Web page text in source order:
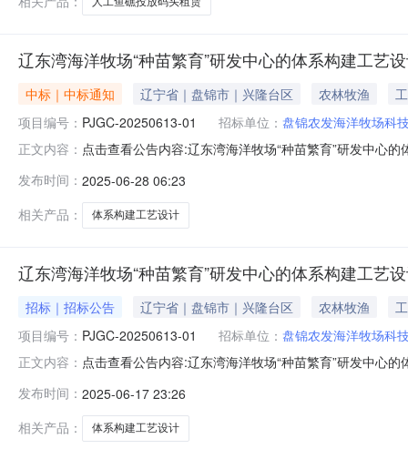
辽东湾海洋牧场“种苗繁育”研发中心的体系构建工艺
中标｜中标通知 辽宁省｜盘锦市｜兴隆台区 农林牧渔
项目编号： PJGC-20250613-01 招标单位： 盘锦农发海洋牧场科
正文内容： 点击查看公告内容:辽东湾海洋牧场“种苗繁育”研发中心
二、其他：1.成交内容：辽东湾海洋牧场“种苗繁育”研
红纳
发布时间： 2025-06-28 06:23
相关产品：
体系构建工艺设计
辽东湾海洋牧场“种苗繁育”研发中心的体系构建工艺
招标｜招标公告 辽宁省｜盘锦市｜兴隆台区 农林牧渔
项目编号： PJGC-20250613-01 招标单位： 盘锦农发海洋牧场科
正文内容： 点击查看公告内容:辽东湾海洋牧场“种苗繁育”研发中心
为自筹资金42.00万元，招标人为盘锦农发海洋牧场科技
段，本次招标
发布时间： 2025-06-17 23:26
相关产品：
体系构建工艺设计